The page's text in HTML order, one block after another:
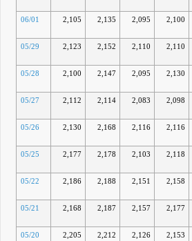
06/01
2,105 2,135 2,095 2,100
05/29 2,123 2,152 2,110 2,110
05/28 2,100 2,147 2,095 2,130
05/27 2,112 2,114 2,083 2,098
05/26 2,130 2,168 2,116 2,116
05/25 2,177 2,178 2,103 2,118
05/22 2,186 2,188 2,151 2,158
05/21 2,168 2,187 2,157 2,177
05/20
2,205 2,212 2,126 2,153